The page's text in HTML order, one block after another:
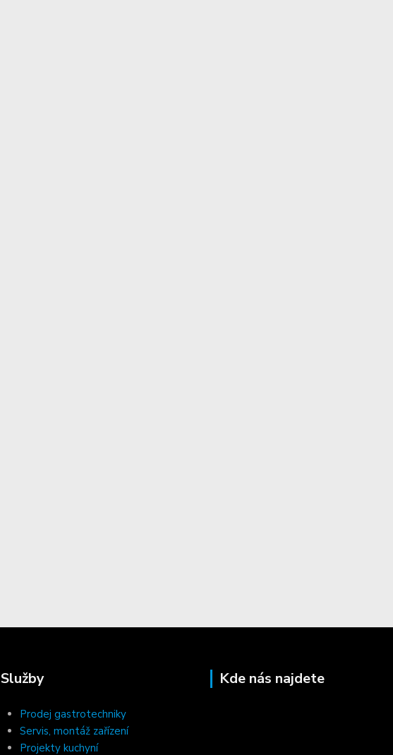
Služby
Prodej gastrotechniky
Servis, montáž zařízení
Projekty kuchyní
Kde nás najdete